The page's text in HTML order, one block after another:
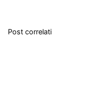
Post correlati